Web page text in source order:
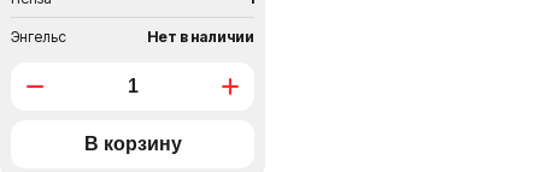
Энгельс Нет в наличии